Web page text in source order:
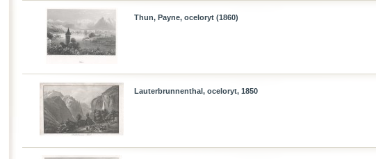
Thun, Payne, oceloryt (1860)
Lauterbrunnenthal, oceloryt, 1850